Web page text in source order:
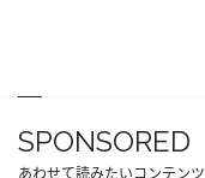
SPONSORED
あわせて読みたいコンテンツ